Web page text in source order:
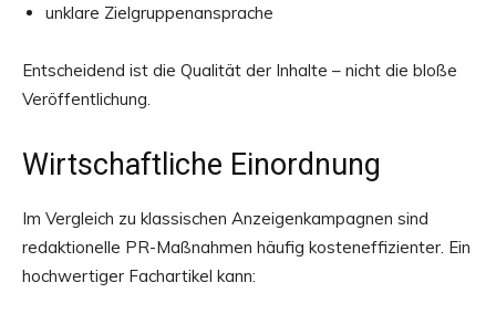
unklare Zielgruppenansprache
Entscheidend ist die Qualität der Inhalte – nicht die bloße
Veröffentlichung.
Wirtschaftliche Einordnung
Im Vergleich zu klassischen Anzeigenkampagnen sind
redaktionelle PR-Maßnahmen häufig kosteneffizienter. Ein
hochwertiger Fachartikel kann: